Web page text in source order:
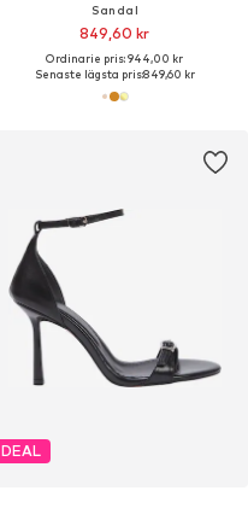
Sandal
849,60 kr
Ordinarie pris: 944,00 kr
Senaste lägsta pris:849,60 kr
DEAL